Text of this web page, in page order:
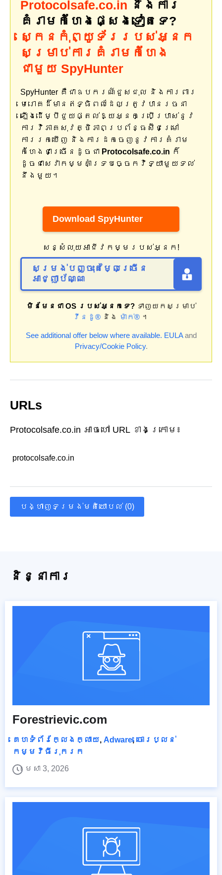
Protocolsafe.co.in និងការ
គំរាមកំហែងផ្សេងទៀតទេ?
ស្កេនកុំព្យូទ័ររបស់អ្នក
សម្រាប់ការគំរាមកំហែង
ជាមួយ SpyHunter
SpyHunter គឺជាឧបករណ៍ជួសជុល និងការពារ
មេរោគដ៏មានឥទ្ធិពលដែលត្រូវបានរចនា
ឡើងដើម្បីជួយផ្តល់ឱ្យអ្នកប្រើប្រាស់នូវ
ការវិភាគសុវត្ថិភាពប្រព័ន្ធស៊ីជម្រៅ
ការរកឃើញ និងការដកចេញនូវការគំរាម
កំហែងជាច្រើនដូចជា Protocolsafe.co.in ក៏
ដូចជាសេវាកម្មគាំទ្របច្ចេកវិទ្យាមួយទល់
នឹងមួយ។
Download SpyHunter
សន្សំលុយអាជីវកម្មរបស់អ្នក!
សម្រង់បញ្ចុះតម្លៃច្រើន
អាជ្ញាប័ណ្ណ
មិនមែនជា OS របស់អ្នកទេ?ទាញយកសម្រាប់
វីនដូ® និង ម៉ាក់® ។
See additional offer below where available. EULAand
Privacy/Cookie Policy.
URLs
Protocolsafe.co.in អាចហៅ URL ខាងក្រោម៖
protocolsafe.co.in
បង្ហាញទម្រង់មតិយោបល់ (0)
និន្នាការ
Forestrievic.com
គេហទំព័រក្លែងក្លាយ, Adware, ចោរប្លន់
កម្មវិធីរុករក
មេសា 3, 2026